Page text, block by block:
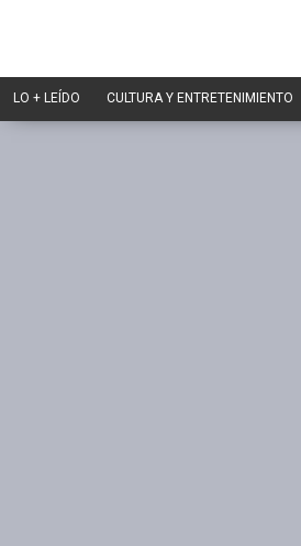
LO + LEÍDO CULTURA Y ENTRETENIMIENTO